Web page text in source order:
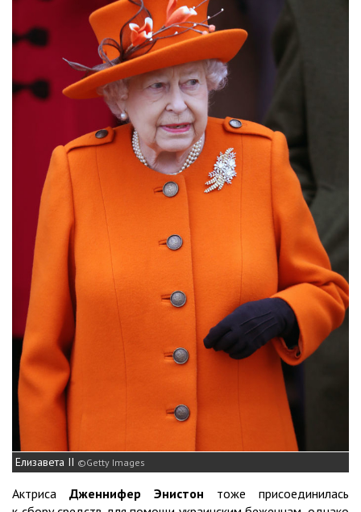
Елизавета ІІ Getty Images
Актриса Дженнифер Энистон тоже присоединилась